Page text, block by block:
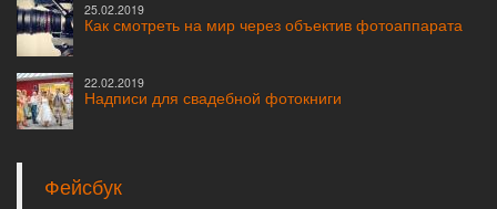
25.02.2019
Как смотреть на мир через объектив фотоаппарата
22.02.2019
Надписи для свадебной фотокниги
Фейсбук